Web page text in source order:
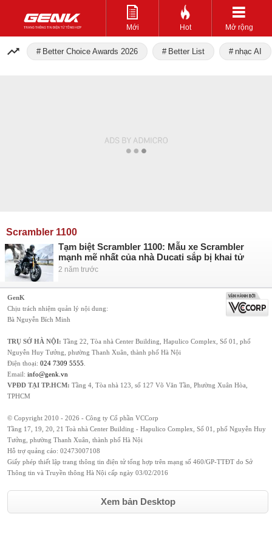
Mới Hot Mở rộng
Better Choice Awards 2026 Better List nhạc AI
Scrambler 1100
Tạm biệt Scrambler 1100: Mẫu xe Scrambler
mạnh mẽ nhất của nhà Ducati sắp bị khai tử
2 năm trước
GenK
Chịu trách nhiệm quản lý nội dung:
Bà Nguyễn Bích Minh
TRỤ SỞ HÀ NỘI: Tầng 22, Tòa nhà Center Building, Hapulico Complex, Số 01, phố
Nguyễn Huy Tưởng, phường Thanh Xuân, thành phố Hà Nội
Điện thoại: 024 7309 5555
Email: info@genk.vn
VPĐD TẠI TP.HCM: Tầng 4, Tòa nhà 123, số 127 Võ Văn Tần, Phường Xuân Hòa,
TPHCM
© Copyright 2010 - 2026 - Công ty Cổ phần VCCorp
Tầng 17, 19, 20, 21 Toà nhà Center Building - Hapulico Complex, Số 01, phố Nguyễn Huy
Tưởng, phường Thanh Xuân, thành phố Hà Nội
Hỗ trợ quảng cáo: 02473007108
Giấy phép thiết lập trang thông tin điện tử tổng hợp trên mạng số 460/GP-TTĐT do Sở
Thông tin và Truyền thông Hà Nội cấp ngày 03/02/2016
Xem bản Desktop